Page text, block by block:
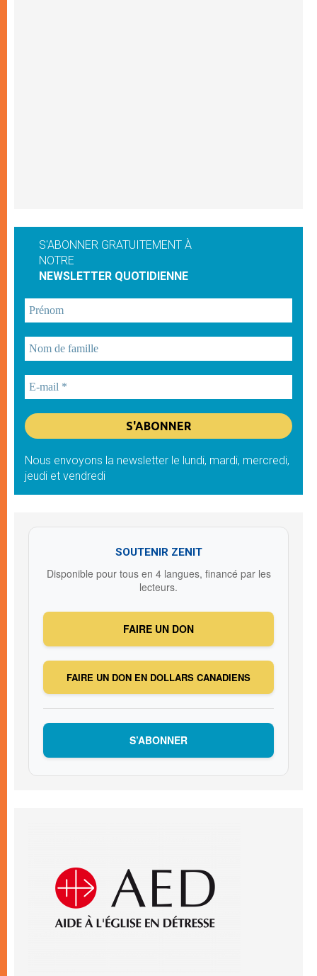
S'ABONNER GRATUITEMENT À
NOTRE
NEWSLETTER QUOTIDIENNE
Nous envoyons la newsletter le lundi, mardi, mercredi,
jeudi et vendredi
SOUTENIR ZENIT
Disponible pour tous en 4 langues, financé par les
lecteurs.
FAIRE UN DON
FAIRE UN DON EN DOLLARS CANADIENS
S’ABONNER